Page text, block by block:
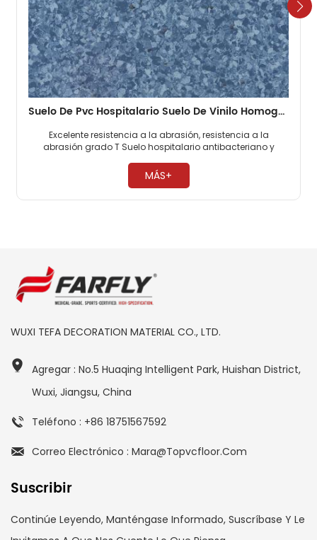
Suelo De Pvc Hospitalario Suelo De Vinilo Homogéneo De 2 Mm
Excelente resistencia a la abrasión, resistencia a la
abrasión grado T Suelo hospitalario antibacteriano y
necesario encerar ​
MÁS+
WUXI TEFA DECORATION MATERIAL CO., LTD.
Agregar : No.5 Huaqing Intelligent Park, Huishan District,
Wuxi, Jiangsu, China
Teléfono : +86 18751567592
Correo Electrónico : Mara@topvcfloor.com
Suscribir
Continúe Leyendo, Manténgase Informado, Suscríbase Y Le